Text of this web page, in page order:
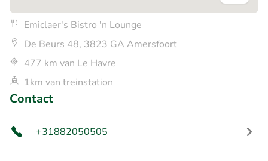
Emiclaer's Bistro 'n Lounge
De Beurs 48, 3823 GA Amersfoort
477 km van Le Havre
1km van treinstation
Contact
+31882050505